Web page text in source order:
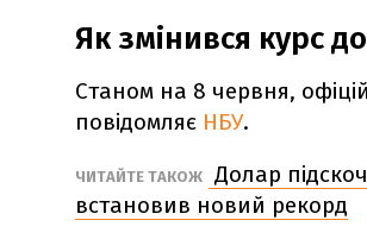
Як змінився курс
Станом на 8 червня,
повідомляє НБУ.
ЧИТАЙТЕ ТАКОЖ
Долар
встановив новий рекорд